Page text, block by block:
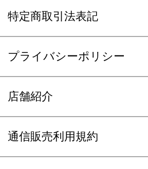
特定商取引法表記
プライバシーポリシー
店舗紹介
通信販売利用規約